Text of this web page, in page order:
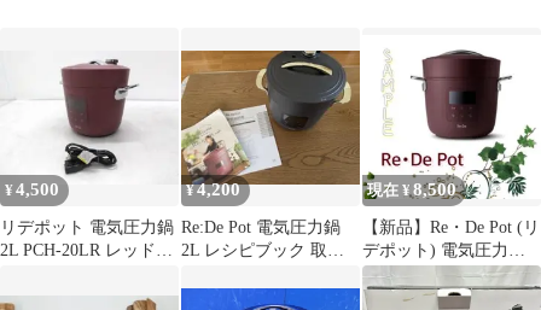
¥4,500
リデポット 電気圧力鍋
2L PCH-20LR レッド
¥4,200
Re:De Pot 電気圧力鍋
2L レシピブック 取扱
現在 ¥8,500
【新品】Re・De Pot (リ
デポット) 電気圧力鍋
2L レッド